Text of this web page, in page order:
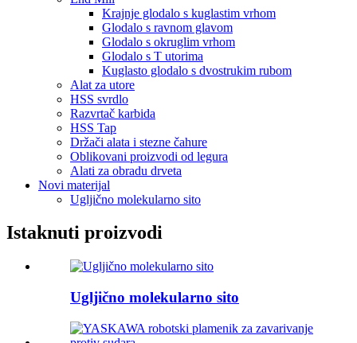
Krajnje glodalo s kuglastim vrhom
Glodalo s ravnom glavom
Glodalo s okruglim vrhom
Glodalo s T utorima
Kuglasto glodalo s dvostrukim rubom
Alat za utore
HSS svrdlo
Razvrtač karbida
HSS Tap
Držači alata i stezne čahure
Oblikovani proizvodi od legura
Alati za obradu drveta
Novi materijal
Ugljično molekularno sito
Istaknuti proizvodi
Ugljično molekularno sito